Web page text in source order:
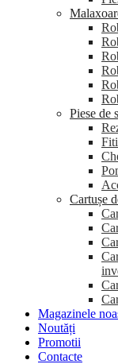
Piese de
Cartușe
Magazinele
Noutăți
Promotii
Contacte